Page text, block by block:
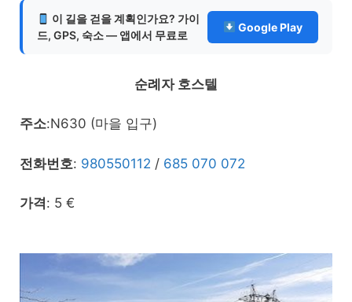
이 길을 걷을 계획인가요? 가이
드, GPS, 숙소 — 앱에서 무료로
Google Play
순례자 호스텔
주소:N630 (마을 입구)
전화번호: 980550112 / 685 070 072
가격 : 5 €